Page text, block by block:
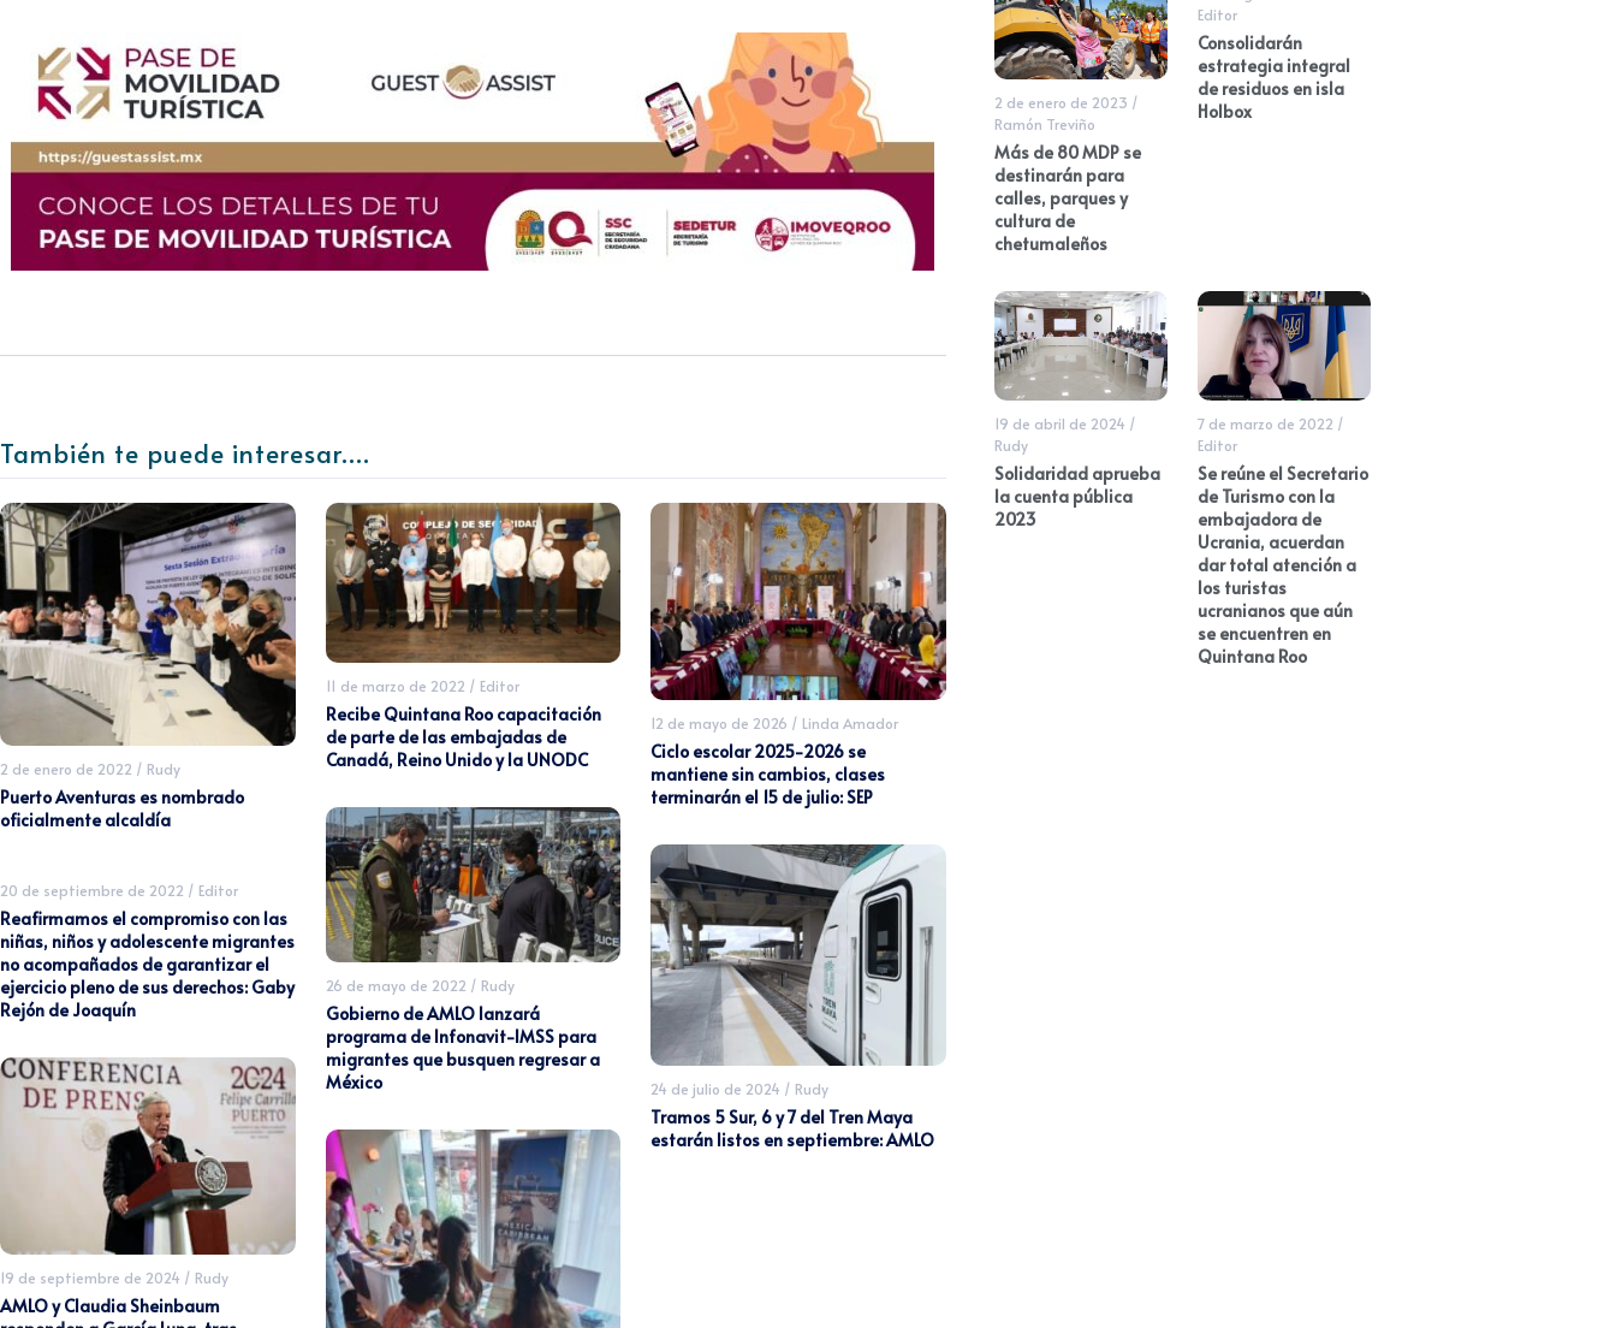
También te puede interesar....
2 de enero de 2022 / Rudy
Puerto Aventuras es nombrado
oficialmente alcaldía
20 de septiembre de 2022 / Editor
Reafirmamos el compromiso con las
niñas, niños y adolescente migrantes
no acompañados de garantizar el
ejercicio pleno de sus derechos: Gaby
Rejón de Joaquín
19 de septiembre de 2024 / Rudy
AMLO y Claudia Sheinbaum
11 de marzo de 2022 / Editor
Recibe Quintana Roo capacitación
de parte de las embajadas de
Canadá, Reino Unido y la UNODC
26 de mayo de 2022 / Rudy
Gobierno de AMLO lanzará
programa de Infonavit-IMSS para
migrantes que busquen regresar a
México
12 de mayo de 2026 / Linda Amador
Ciclo escolar 2025-2026 se
mantiene sin cambios, clases
terminarán el 15 de julio: SEP
24 de julio de 2024 / Rudy
Tramos 5 Sur, 6 y 7 del Tren Maya
estarán listos en septiembre: AMLO
2 de enero de 2023 /
Ramón Treviño
Más de 80 MDP se
destinarán para
calles, parques y
cultura de
chetumaleños
Editor
Consolidarán
estrategia integral
de residuos en isla
Holbox
19 de abril de 2024 /
Rudy
Solidaridad aprueba
la cuenta pública
2023
7 de marzo de 2022 /
Editor
Se reúne el Secretario
de Turismo con la
embajadora de
Ucrania, acuerdan
dar total atención a
los turistas
ucranianos que aún
se encuentren en
Quintana Roo